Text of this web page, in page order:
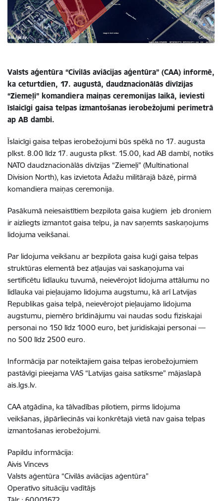
Valsts aģentūra “Civilās aviācijas aģentūra” (CAA) informē,
ka ceturtdien, 17. augustā, daudznacionālās divīzijas
“Ziemeļi” komandiera maiņas ceremonijas laikā, ieviesti
īslaicīgi gaisa telpas izmantošanas ierobežojumi perimetrā
ap AB dambi.
Īslaicīgi gaisa telpas ierobežojumi būs spēkā no 17. augusta
plkst. 8.00 līdz 17. augusta plkst. 15.00, kad AB dambī, notiks
NATO daudznacionālās divīzijas “Ziemeļi” (Multinational
Division North), kas izvietota Ādažu militārajā bāzē, pirmā
komandiera maiņas ceremonija.
Pasākumā neiesaistītiem bezpilota gaisa kuģiem jeb droniem
ir aizliegts izmantot gaisa telpu, ja nav saņemts saskaņojums
lidojuma veikšanai.
Par lidojuma veikšanu ar bezpilota gaisa kuģi gaisa telpas
struktūras elementā bez atļaujas vai saskaņojuma vai
sertificētu lidlauku tuvumā, neievērojot lidojuma attālumu no
lidlauka vai pieļaujamo lidojuma augstumu, kā arī Latvijas
Republikas gaisa telpā, neievērojot pieļaujamo lidojuma
augstumu, piemēro brīdinājumu vai naudas sodu fiziskajai
personai no 150 līdz 1000 euro, bet juridiskajai personai —
no 500 līdz 2500 euro.
Informācija par noteiktajiem gaisa telpas ierobežojumiem
pastāvīgi pieejama VAS “Latvijas gaisa satiksme” mājaslapā
ais.lgs.lv.
CAA atgādina, ka tālvadības pilotiem, pirms lidojuma
veikšanas, jāpārliecinās vai konkrētajā vietā nav gaisa telpas
izmantošanas ierobežojumi.
Papildu informācija:
Aivis Vincevs
Valsts aģentūra “Civilās aviācijas aģentūra”
Operatīvo situāciju vadītājs